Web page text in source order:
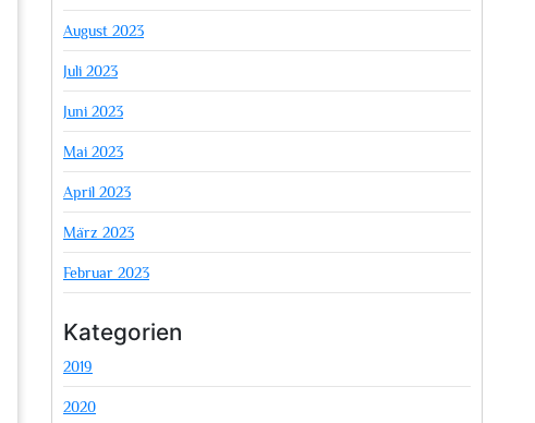
August 2023
Juli 2023
Juni 2023
Mai 2023
April 2023
März 2023
Februar 2023
Kategorien
2019
2020